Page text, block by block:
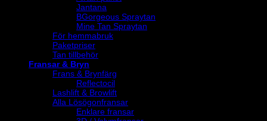
Jantana
BGorgeous Spraytan
Mine Tan Spraytan
För hemmabruk
Paketpriser
Tan tillbehör
Fransar & Bryn
Frans & Brynfärg
Reflectocil
Lashlift & Browlift
Alla Lösögonfransar
Enklare fransar